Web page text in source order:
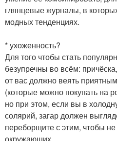
глянцевые журналы, в
модных тенденциях.
* ухоженность?
Для того чтобы стать
безупречны во всём:
от вас должно веять
(которые можно покупать на
но при этом, если вы в
солярий, загар должен
переборщите с этим, чтобы